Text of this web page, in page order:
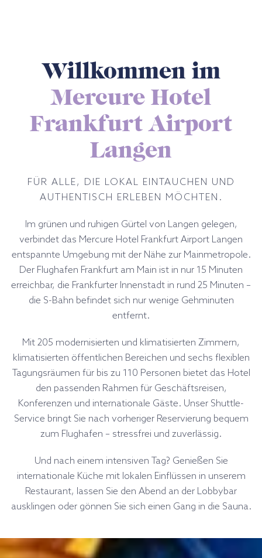
Willkommen im
Mercure Hotel
Frankfurt Airport
Langen
FÜR ALLE, DIE LOKAL EINTAUCHEN UND
AUTHENTISCH ERLEBEN MÖCHTEN.
Im grünen und ruhigen Gürtel von Langen gelegen,
verbindet das Mercure Hotel Frankfurt Airport Langen
entspannte Umgebung mit der Nähe zur Mainmetropole.
Der Flughafen Frankfurt am Main ist in nur 15 Minuten
erreichbar, die Frankfurter Innenstadt in rund 25 Minuten –
die S-Bahn befindet sich nur wenige Gehminuten
entfernt.
Mit 205 modernisierten und klimatisierten Zimmern,
klimatisierten öffentlichen Bereichen und sechs flexiblen
Tagungsräumen für bis zu 110 Personen bietet das Hotel
den passenden Rahmen für Geschäftsreisen,
Konferenzen und internationale Gäste. Unser Shuttle-
Service bringt Sie nach vorheriger Reservierung bequem
zum Flughafen – stressfrei und zuverlässig.
Und nach einem intensiven Tag? Genießen Sie
internationale Küche mit lokalen Einflüssen in unserem
Restaurant, lassen Sie den Abend an der Lobbybar
ausklingen oder gönnen Sie sich einen Gang in die Sauna.